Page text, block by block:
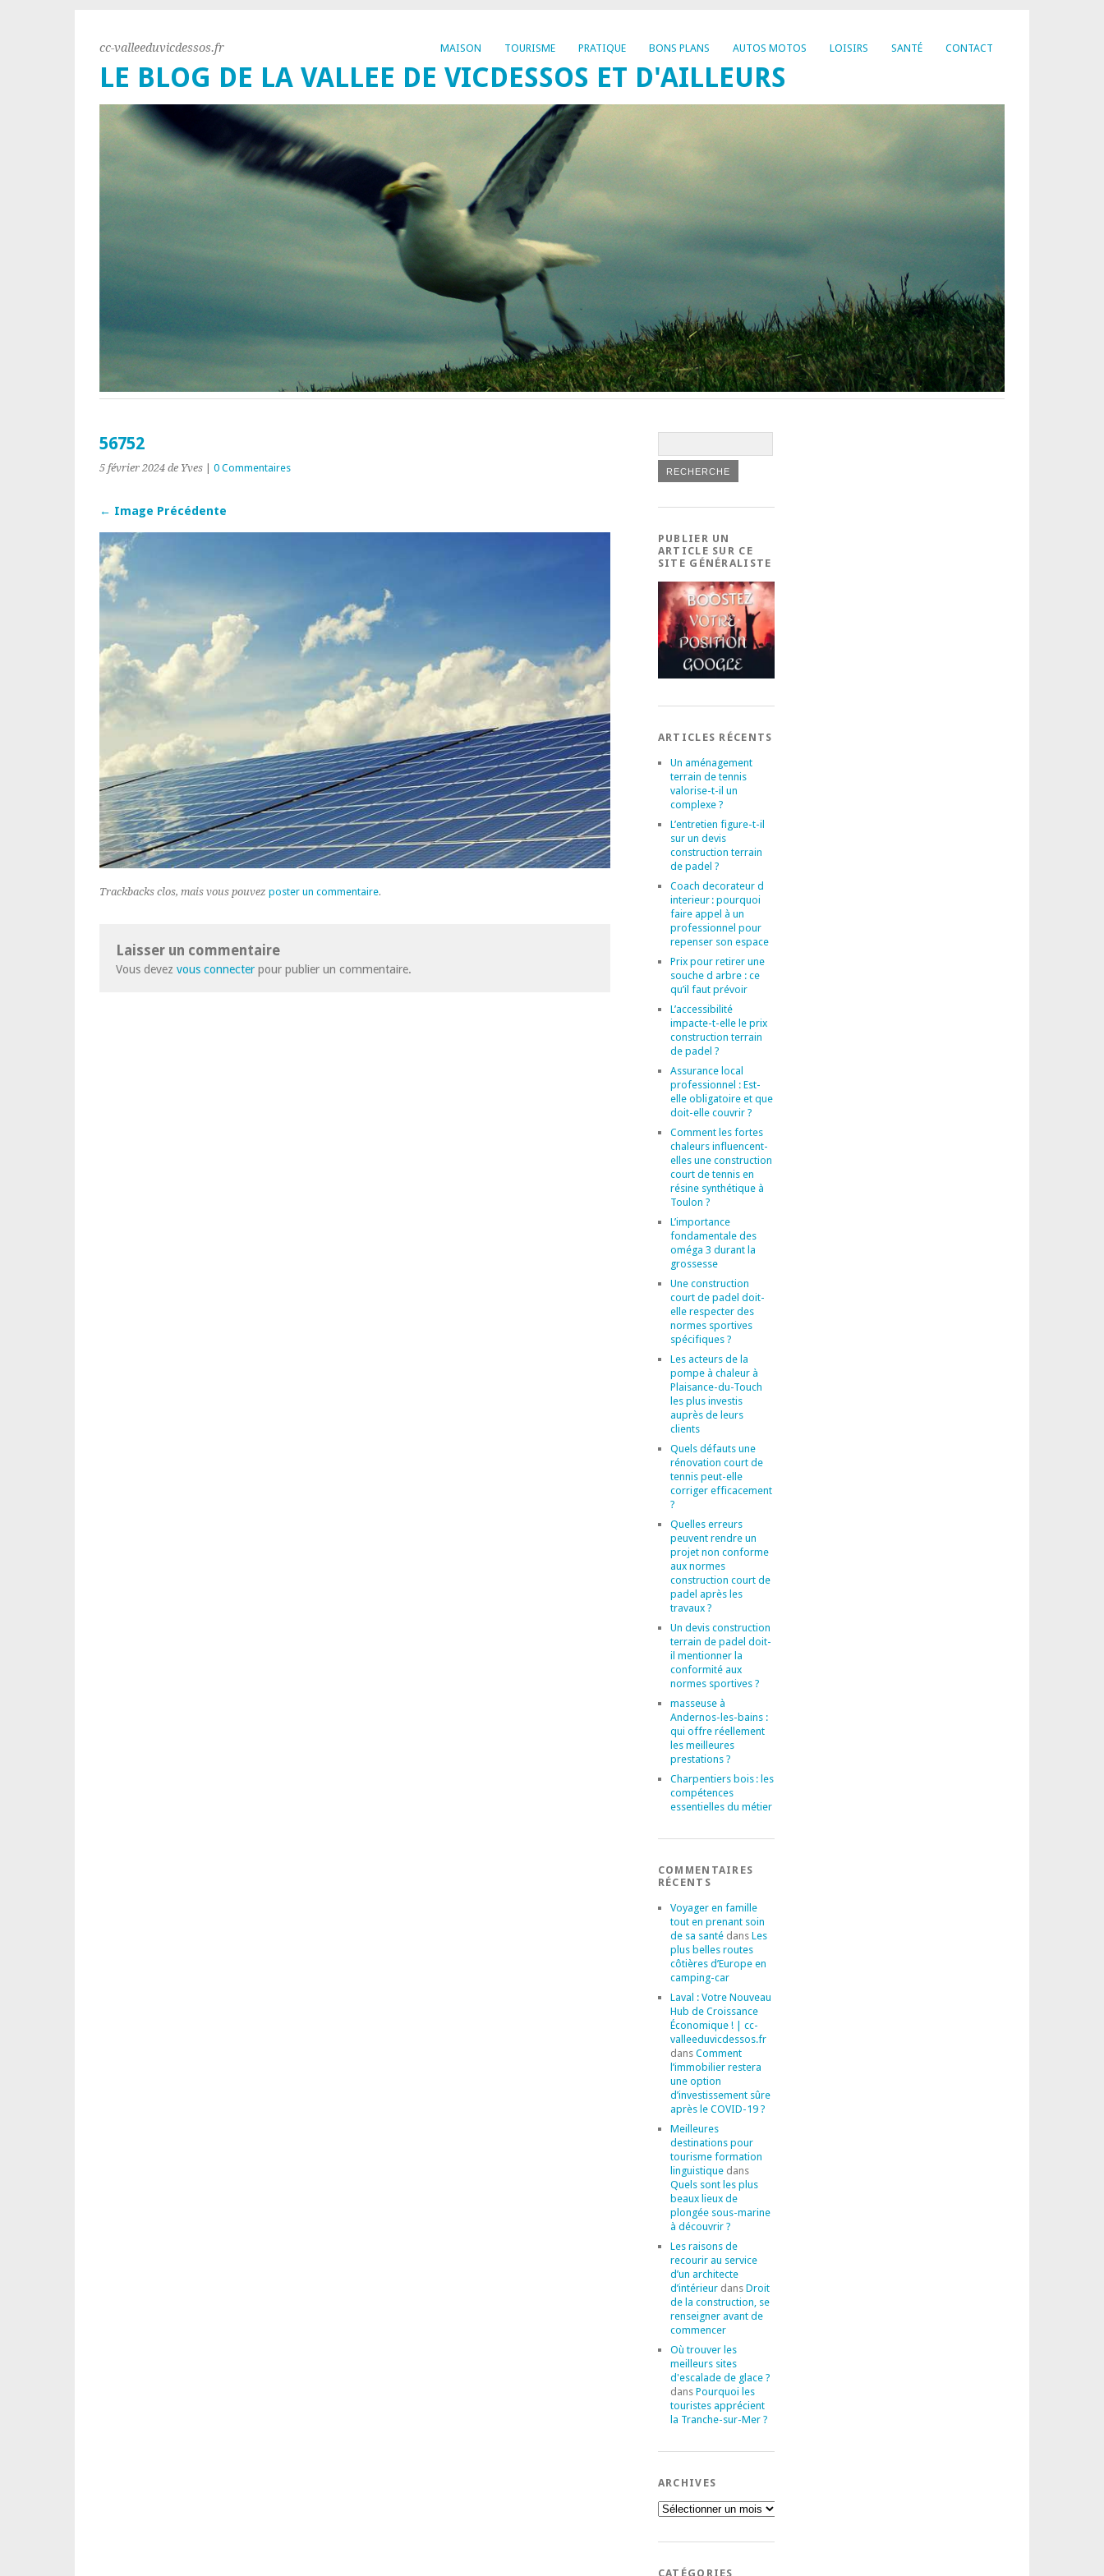
MAISON TOURISME PRATIQUE BONS PLANS AUTOS MOTOS LOISIRS SANTÉ CONTACT
LE BLOG DE LA VALLEE DE VICDESSOS ET D'AILLEURS
cc-valleeduvicdessos.fr
56752
5 février 2024 de Yves 0 Commentaires
← Image Précédente
Trackbacks clos, mais vous pouvez poster un commentaire.
Laisser un commentaire
Vous devez vous connecter pour publier un commentaire.
PUBLIER UN
ARTICLE SUR CE
SITE GÉNÉRALISTE
ARTICLES RÉCENTS
Un aménagement
terrain de tennis
valorise-t-il un
complexe ?
L’entretien figure-t-il
sur un devis
construction terrain
de padel ?
Coach decorateur d
interieur : pourquoi
faire appel à un
professionnel pour
repenser son espace
Prix pour retirer une
souche d arbre : ce
qu’il faut prévoir
L’accessibilité
impacte-t-elle le prix
construction terrain
de padel ?
Assurance local
professionnel : Est-
elle obligatoire et que
doit-elle couvrir ?
Comment les fortes
chaleurs influencent-
elles une construction
court de tennis en
résine synthétique à
Toulon ?
L’importance
fondamentale des
oméga 3 durant la
grossesse
Une construction
court de padel doit-
elle respecter des
normes sportives
spécifiques ?
Les acteurs de la
pompe à chaleur à
Plaisance-du-Touch
les plus investis
auprès de leurs
clients
Quels défauts une
rénovation court de
tennis peut-elle
corriger efficacement
?
Quelles erreurs
peuvent rendre un
projet non conforme
aux normes
construction court de
padel après les
travaux ?
Un devis construction
terrain de padel doit-
il mentionner la
conformité aux
normes sportives ?
masseuse à
Andernos-les-bains :
qui offre réellement
les meilleures
prestations ?
Charpentiers bois : les
compétences
essentielles du métier
COMMENTAIRES
RÉCENTS
Voyager en famille
tout en prenant soin
de sa santédans Les
plus belles routes
côtières d’Europe en
camping-car
Laval : Votre Nouveau
Hub de Croissance
Économique ! | cc-
valleeduvicdessos.fr
dans Comment
l’immobilier restera
une option
d’investissement sûre
après le COVID-19 ?
Meilleures
destinations pour
tourisme formation
linguistiquedans
Quels sont les plus
beaux lieux de
plongée sous-marine
à découvrir ?
Les raisons de
recourir au service
d’un architecte
d’intérieurdans Droit
de la construction, se
renseigner avant de
commencer
Où trouver les
meilleurs sites
d'escalade de glace ?
dans Pourquoi les
touristes apprécient
la Tranche-sur-Mer ?
ARCHIVES
Archives
CATÉGORIES